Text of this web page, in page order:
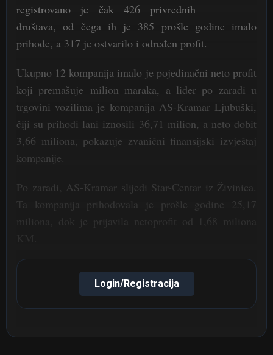
registrovano je čak 426 privrednih
društava, od čega ih je 385 prošle godine imalo
prihode, a 317 je ostvarilo i određen profit.
Ukupno 12 kompanija imalo je pojedinačni neto profit
koji premašuje milion maraka, a lider po zaradi u
trgovini vozilima je kompanija AS-Kramar Ljubuški,
čiji su prihodi lani iznosili 36,71 milion, a neto dobit
3,66 miliona, pokazuje zvanični finansijski izvještaj
kompanije.
Po zaradi, AS-Kramar slijedi Star-Centar iz Živinica.
Ta kompanija prihodovala je prošle godine 25,17
Login/Registracija